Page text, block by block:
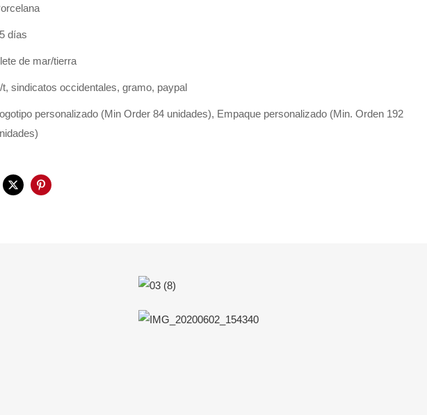
días
de mar/tierra
t, sindicatos occidentales, gramo, paypal
personalizado (Min Order 84 unidades), Empaque personalizado (Min. Orden 192